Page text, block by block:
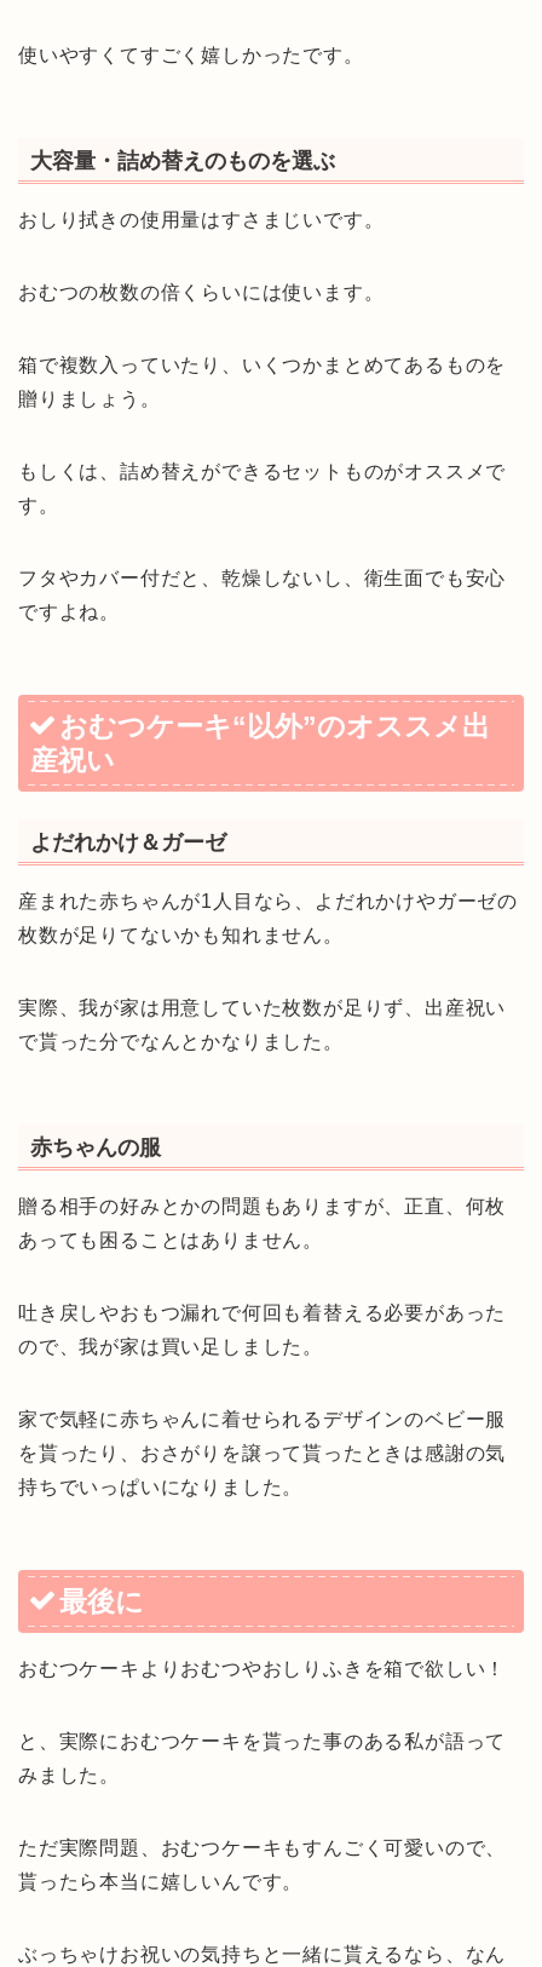
使いやすくてすごく嬉しかったです。
大容量・詰め替えのものを選ぶ
おしり拭きの使用量はすさまじいです。
おむつの枚数の倍くらいには使います。
箱で複数入っていたり、いくつかまとめてあるものを
贈りましょう。
もしくは、詰め替えができるセットものがオススメで
す。
フタやカバー付だと、乾燥しないし、衛生面でも安心
ですよね。
おむつケーキ“以外”のオススメ出
産祝い
よだれかけ＆ガーゼ
産まれた赤ちゃんが1人目なら、よだれかけやガーゼの
枚数が足りてないかも知れません。
実際、我が家は用意していた枚数が足りず、出産祝い
で貰った分でなんとかなりました。
赤ちゃんの服
贈る相手の好みとかの問題もありますが、正直、何枚
あっても困ることはありません。
吐き戻しやおもつ漏れで何回も着替える必要があった
ので、我が家は買い足しました。
家で気軽に赤ちゃんに着せられるデザインのベビー服
を貰ったり、おさがりを譲って貰ったときは感謝の気
持ちでいっぱいになりました。
最後に
おむつケーキよりおむつやおしりふきを箱で欲しい！
と、実際におむつケーキを貰った事のある私が語って
みました。
ただ実際問題、おむつケーキもすんごく可愛いので、
貰ったら本当に嬉しいんです。
ぶっちゃけお祝いの気持ちと一緒に貰えるなら、なん